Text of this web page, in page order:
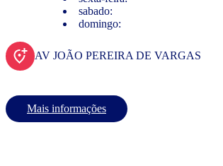
sabado:
domingo:
AV JOÃO PEREIRA DE VARGAS
Mais informações